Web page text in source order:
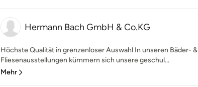
Hermann Bach GmbH & Co.KG
Höchste Qualität in grenzenloser Auswahl In unseren Bäder- &
Fliesenausstellungen kümmern sich unsere geschul...
Mehr